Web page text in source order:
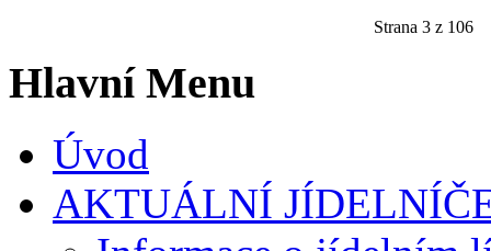
Strana 3 z 106
Hlavní Menu
Úvod
AKTUÁLNÍ